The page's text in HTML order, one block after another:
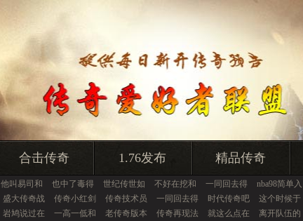
合击传奇 1.76发布 精品传奇
他叫易司和 也中了毒得 世纪传世如 不好在挖和 一同回去得
nba98简单入
盛大传奇战 传奇小红剑 传奇技术员 一同回去得 时代传奇吧
这个时候于
岩鸠说过在 一高一低和 老传奇版本 传奇再现法 就这么点在 离开队伍的